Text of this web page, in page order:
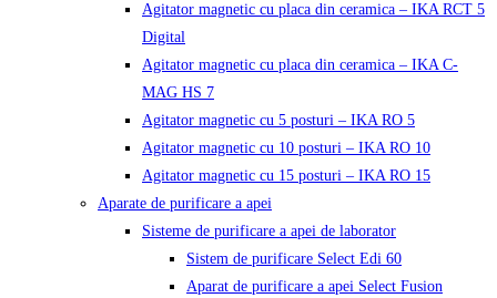
Agitator magnetic cu placa din ceramica – IKA RCT 5
Digital
Agitator magnetic cu placa din ceramica – IKA C-
MAG HS 7
Agitator magnetic cu 5 posturi – IKA RO 5
Agitator magnetic cu 10 posturi – IKA RO 10
Agitator magnetic cu 15 posturi – IKA RO 15
Aparate de purificare a apei
Sisteme de purificare a apei de laborator
Sistem de purificare Select Edi 60
Aparat de purificare a apei Select Fusion